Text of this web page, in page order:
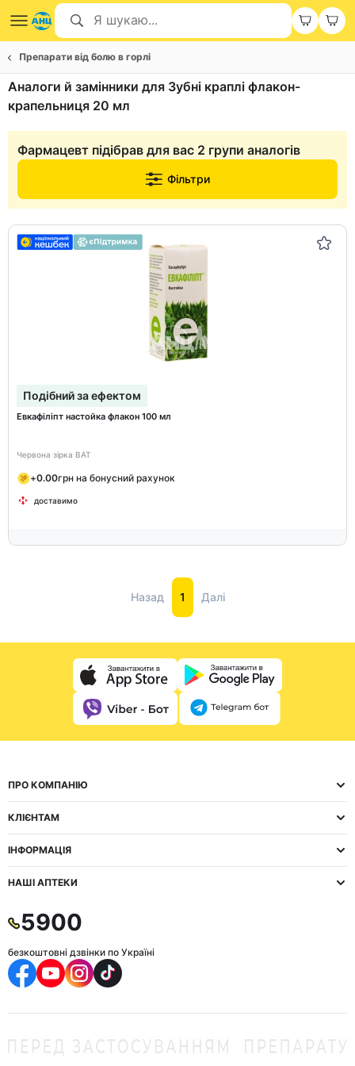
Препарати від болю в горлі
Аналоги й замінники для Зубні краплі флакон-
крапельниця 20 мл
Фармацевт підібрав для вас 2 групи аналогів
Фільтри
Подібний за ефектом
Евкафіліпт настойка флакон 100 мл
Червона зірка ВАТ
+0.00грн на бонусний рахунок
доставимо
Назад 1 Далі
ПРО КОМПАНІЮ
КЛІЄНТАМ
ІНФОРМАЦІЯ
НАШІ АПТЕКИ
5900
безкоштовні дзвінки по Україні